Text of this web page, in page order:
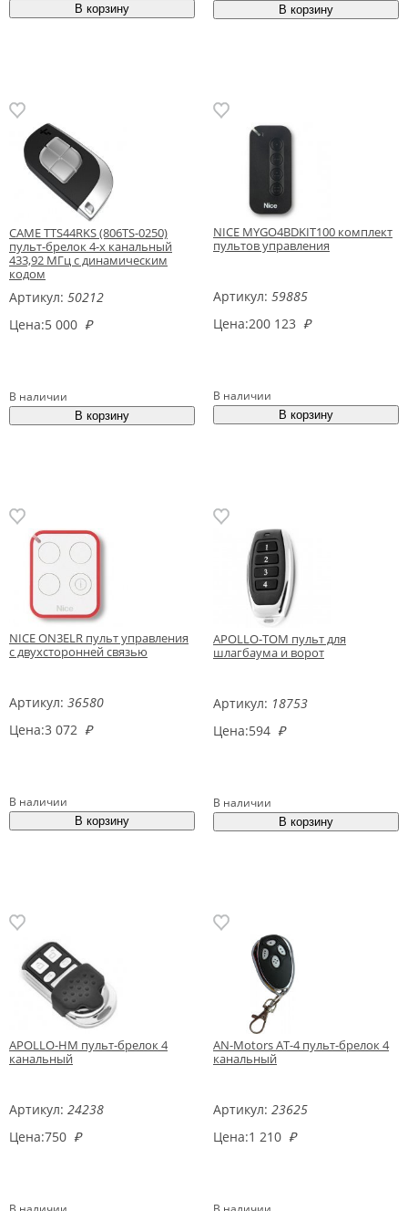
CAME TTS44RKS (806TS-0250)
пульт-брелок 4-х канальный
433,92 МГц с динамическим
кодом
Артикул: 50212
Цена:5 000 ₽
В наличии
NICE MYGO4BDKIT100 комплект
пультов управления
Артикул: 59885
Цена:200 123 ₽
В наличии
NICE ON3ELR пульт управления
с двухсторонней связью
Артикул: 36580
Цена:3 072 ₽
В наличии
APOLLO-TOM пульт для
шлагбаума и ворот
Артикул: 18753
Цена:594 ₽
В наличии
APOLLO-НM пульт-брелок 4
канальный
Артикул: 24238
Цена:750 ₽
AN-Motors AT-4 пульт-брелок 4
канальный
Артикул: 23625
Цена:1 210 ₽